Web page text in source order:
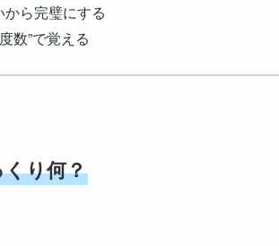
ら完璧にする
数”で覚える
り何？